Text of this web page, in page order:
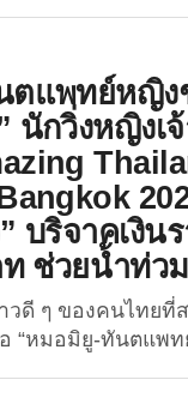
ตแพทย์หญิ
นักวิ่งหญิงเ
บริจาคเงิน
ท ช่วยน้ำท่ว
วดี ๆ ของคนไทยที่
“หมอมิยู-ทันตแพ